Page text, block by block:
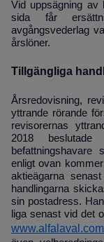
Vid uppsägning av
sida får
avgångsvederlag
årslöner.
Tillgängliga
Årsredovisning,
yttrande rörande
revisorernas
2018 beslutade
enligt ovan
aktieägarna
handlingarna
sin postadress.
liga senast vid det